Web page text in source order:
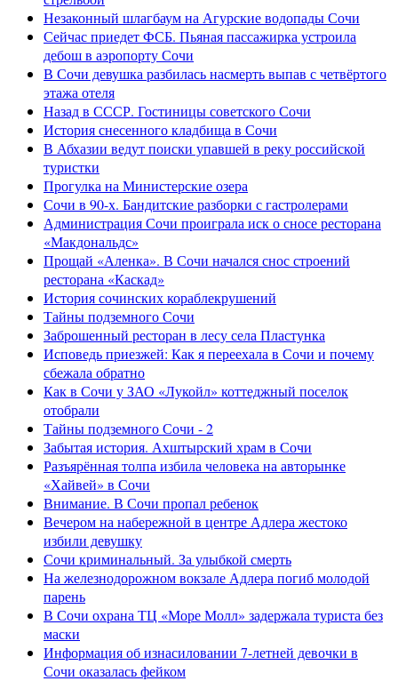
Незаконный шлагбаум на Агурские водопады Сочи
Сейчас приедет ФСБ. Пьяная пассажирка устроила
дебош в аэропорту Сочи
В Сочи девушка разбилась насмерть выпав с четвёртого
этажа отеля
Назад в СССР. Гостиницы советского Сочи
История снесенного кладбища в Сочи
В Абхазии ведут поиски упавшей в реку российской
туристки
Прогулка на Министерские озера
Сочи в 90-х. Бандитские разборки с гастролерами
Администрация Сочи проиграла иск о сносе ресторана
«Макдональдс»
Прощай «Аленка». В Сочи начался снос строений
ресторана «Каскад»
История сочинских кораблекрушений
Тайны подземного Сочи
Заброшенный ресторан в лесу села Пластунка
Исповедь приезжей: Как я переехала в Сочи и почему
сбежала обратно
Как в Сочи у ЗАО «Лукойл» коттеджный поселок
отобрали
Тайны подземного Сочи - 2
Забытая история. Ахштырский храм в Сочи
Разъярённая толпа избила человека на авторынке
«Хайвей» в Сочи
Внимание. В Сочи пропал ребенок
Вечером на набережной в центре Адлера жестоко
избили девушку
Сочи криминальный. За улыбкой смерть
На железнодорожном вокзале Адлера погиб молодой
парень
В Сочи охрана ТЦ «Море Молл» задержала туриста без
маски
Информация об изнасиловании 7-летней девочки в
Сочи оказалась фейком